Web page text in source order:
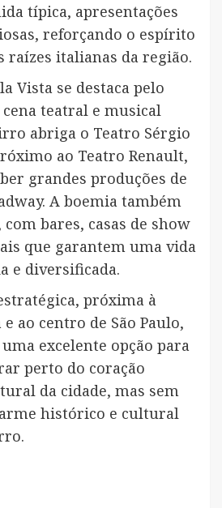
típica, apresentações
reforçando o espírito
raízes italianas da região.
Vista se destaca pelo
teatral e musical
abriga o Teatro Sérgio
ao Teatro Renault,
grandes produções de
A boemia também
bares, casas de show
que garantem uma vida
e diversificada.
próxima à
ao centro de São Paulo,
excelente opção para
perto do coração
da cidade, mas sem
histórico e cultural